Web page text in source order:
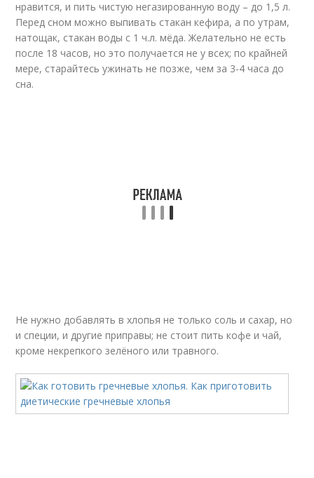
Гарнец без глютена Глютен в овсянке
нравится, и пить чистую негазированную воду – до 1,5 л.
Перед сном можно выпивать стакан кефира, а по утрам,
натощак, стакан воды с 1 ч.л. мёда. Желательно не есть
после 18 часов, но это получается не у всех; по крайней
мере, старайтесь ужинать не позже, чем за 3-4 часа до
сна.
Не нужно добавлять в хлопья не только соль и сахар, но
и специи, и другие приправы; не стоит пить кофе и чай,
кроме некрепкого зелёного или травного.